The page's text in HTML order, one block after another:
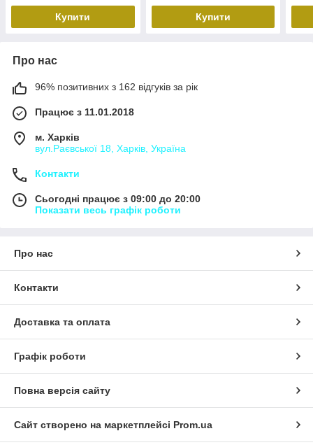
Купити Купити
Про нас
96% позитивних з 162 відгуків за рік
Працює з 11.01.2018
м. Харків
вул.Раєвської 18, Харків, Україна
Контакти
Сьогодні працює з 09:00 до 20:00
Показати весь графік роботи
Про нас
Контакти
Доставка та оплата
Графік роботи
Повна версія сайту
Сайт створено на маркетплейсі Prom.ua